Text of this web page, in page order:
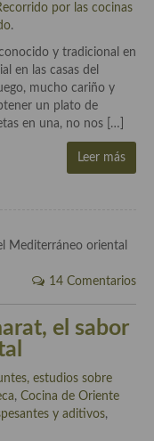
por las cocinas
.
y tradicional en
en las casas del
mucho cariño y
un plato de
en una, no nos […]
Leer más
14 Comentarios
el sabor
estudios sobre
, Cocina de Oriente
y aditivos,